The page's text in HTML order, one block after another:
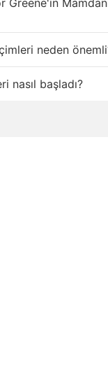
Greene'in
neden
nasıl başladı?